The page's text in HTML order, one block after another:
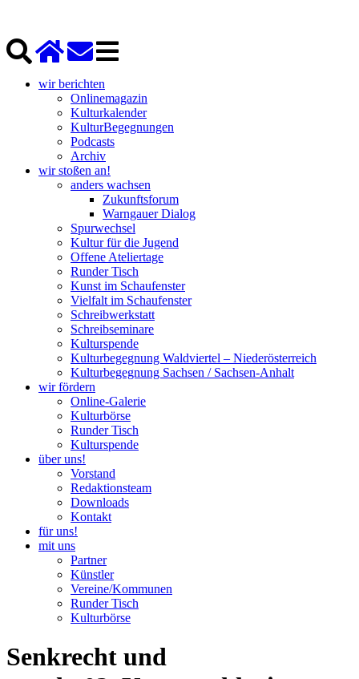
wir berichten
Onlinemagazin
Kulturkalender
KulturBegegnungen
Podcasts
Archiv
wir stoßen an!
anders wachsen
Zukunftsforum
Warngauer Dialog
Spurwechsel
Kultur für die Jugend
Offene Ateliertage
Runder Tisch
Kunst im Schaufenster
Vielfalt im Schaufenster
Schreibwerkstatt
Schreibseminare
Kulturspende
Kulturbegegnung Waldviertel – Niederösterreich
Kulturbegegnung Sachsen / Sachsen-Anhalt
wir fördern
Online-Galerie
Kulturbörse
Runder Tisch
Kulturspende
über uns!
Vorstand
Redaktionsteam
Downloads
Kontakt
für uns!
mit uns
Partner
Künstler
Vereine/Kommunen
Runder Tisch
Kulturbörse
Senkrecht und